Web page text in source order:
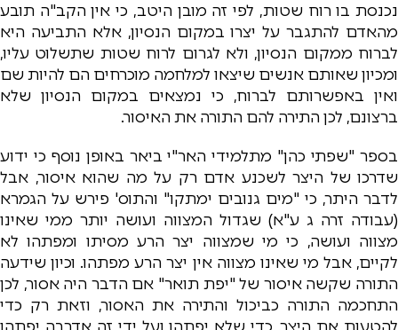
נכנסת בו רוח שטות, לפי זה מובן היטב, כי אין הקב"ה תובע
מהאדם להתגבר על יצרו במקום הנסיון, אלא התביעה היא
לברוח ממקום הנסיון, ולא לגרום לרוח שטות שתשלוט עליו,
ומכיון שאותם אנשים שיצאו למלחמה מוכרחים הם להיות שם
ואין באפשרותם לברוח, כי נמצאים במקום הנסיון שלא
ברצונם, לכן התירה להם התורה את האיסור.
בספר "שפתי כהן" מתלמידי האר"י ביאר באופן נוסף כי ידוע
שדרכו של היצר לשכנע אדם רק על מה שהוא איסור, אבל
לדבר היתר, כי "מים גנובים ימתקו" והתוס' פירש על הגמרא
(עבודה זרה ג ע"א) שגדול המצווה ועושה יותר ממי שאינו
מצווה ועושה, כי מי שמצווה יצר הרע מסיתו ומפתהו לא
לקיים, אבל מי שאינו מצווה אין יצר הרע מפתהו. וכיון שידעה
התורה שקשה איסור של "יפת תואר" אם הדבר היה אסור, לכן
התחכמה התורה כביכול והתירה את האסור, וזאת רק כדי
להטעות את היצר, כדי שלא יפתהו ועל ידי זה אדרבה יפתהו